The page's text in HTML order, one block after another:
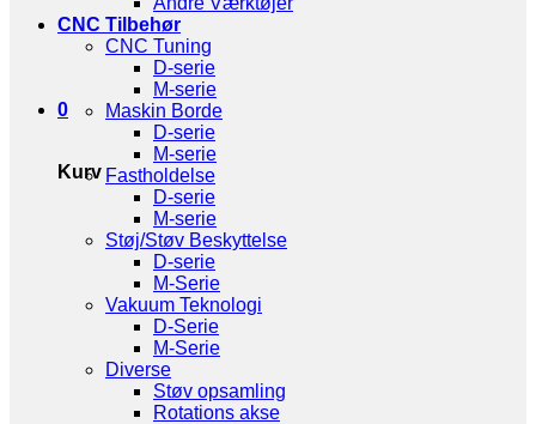
0
Kurv
CNC Tilbehør
CNC Tuning
D-serie
M-serie
Maskin Borde
D-serie
M-serie
Fastholdelse
D-serie
M-serie
Støj/Støv Beskyttelse
D-serie
M-Serie
Vakuum Teknologi
D-Serie
M-Serie
Diverse
Støv opsamling
Rotations akse